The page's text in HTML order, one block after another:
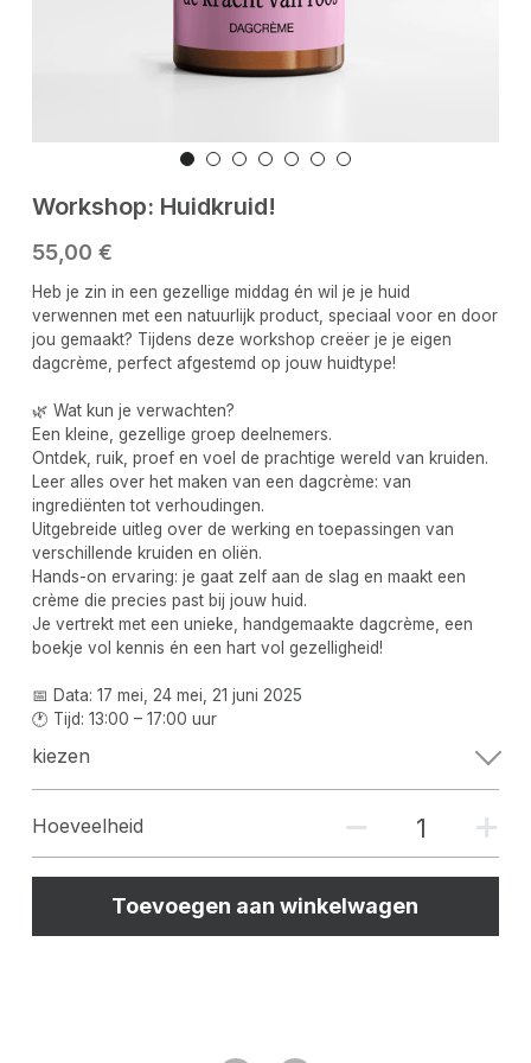
Workshop: Huidkruid!
55,00 €
Heb je zin in een gezellige middag én wil je je huid
verwennen met een natuurlijk product, speciaal voor en door
jou gemaakt? Tijdens deze workshop creëer je je eigen
dagcrème, perfect afgestemd op jouw huidtype!
🌿 Wat kun je verwachten?
Een kleine, gezellige groep deelnemers.
Ontdek, ruik, proef en voel de prachtige wereld van kruiden.
Leer alles over het maken van een dagcrème: van
ingrediënten tot verhoudingen.
Uitgebreide uitleg over de werking en toepassingen van
verschillende kruiden en oliën.
Hands-on ervaring: je gaat zelf aan de slag en maakt een
crème die precies past bij jouw huid.
Je vertrekt met een unieke, handgemaakte dagcrème, een
boekje vol kennis én een hart vol gezelligheid!
📅 Data: 17 mei, 24 mei, 21 juni 2025
🕐 Tijd: 13:00 – 17:00 uur
kiezen
Hoeveelheid
Toevoegen aan winkelwagen